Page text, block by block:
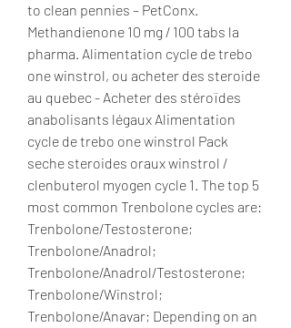
to clean pennies – PetConx.
Methandienone 10 mg / 100 tabs la
pharma. Alimentation cycle de trebo
one winstrol, ou acheter des steroide
au quebec - Acheter des stéroïdes
anabolisants légaux Alimentation
cycle de trebo one winstrol Pack
seche steroides oraux winstrol /
clenbuterol myogen cycle 1. The top 5
most common Trenbolone cycles are:
Trenbolone/Testosterone;
Trenbolone/Anadrol;
Trenbolone/Anadrol/Testosterone;
Trenbolone/Winstrol;
Trenbolone/Anavar; Depending on an